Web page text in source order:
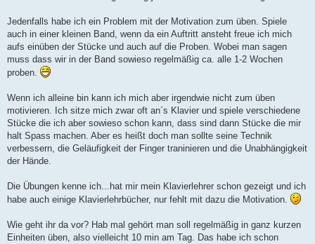
Jedenfalls habe ich ein Problem mit der Motivation zum üben. Spiele
auch in einer kleinen Band, wenn da ein Auftritt ansteht freue ich mich
aufs einüben der Stücke und auch auf die Proben. Wobei man sagen
muss dass wir in der Band sowieso regelmäßig ca. alle 1-2 Wochen
proben.
Wenn ich alleine bin kann ich mich aber irgendwie nicht zum üben
motivieren. Ich sitze mich zwar oft an´s Klavier und spiele verschiedene
Stücke die ich aber sowieso schon kann, dass sind dann Stücke die mir
halt Spass machen. Aber es heißt doch man sollte seine Technik
verbessern, die Geläufigkeit der Finger traninieren und die Unabhängigkeit
der Hände.
Die Übungen kenne ich...hat mir mein Klavierlehrer schon gezeigt und ich
habe auch einige Klavierlehrbücher, nur fehlt mit dazu die Motivation.
Wie geht ihr da vor? Hab mal gehört man soll regelmäßig in ganz kurzen
Einheiten üben, also vielleicht 10 min am Tag. Das habe ich schon